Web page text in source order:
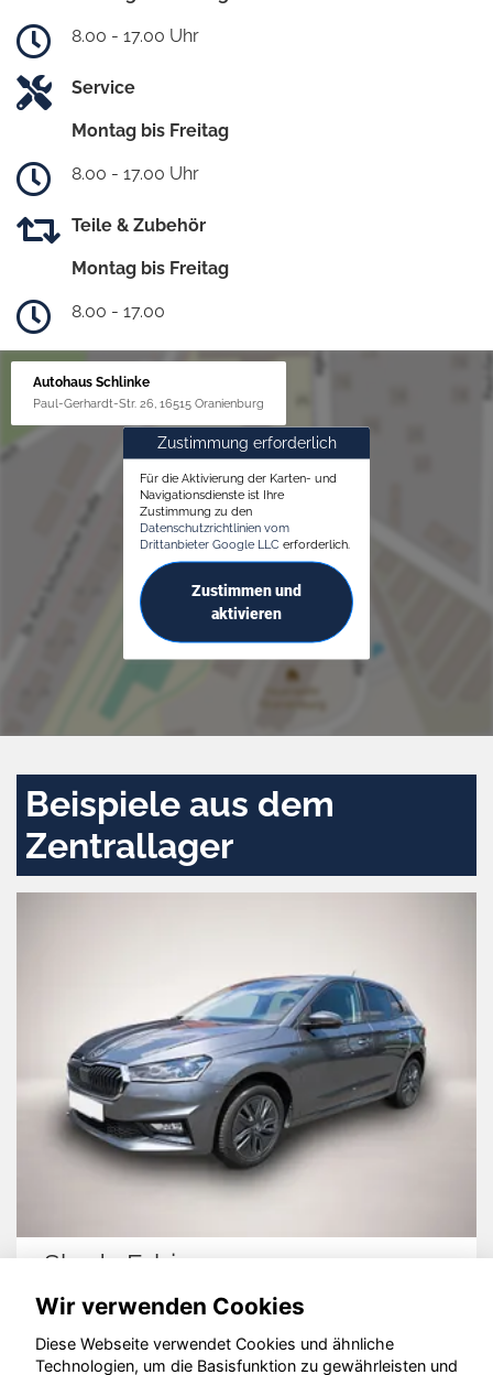
8.00 - 17.00 Uhr
Service
Montag bis Freitag
8.00 - 17.00 Uhr
Teile & Zubehör
Montag bis Freitag
8.00 - 17.00
Autohaus Schlinke
Paul-Gerhardt-Str. 26, 16515 Oranienburg
Zustimmung erforderlich
Für die Aktivierung der Karten- und
Navigationsdienste ist Ihre
Zustimmung zu den
Datenschutzrichtlinien vom
Drittanbieter Google LLC erforderlich.
Zustimmen und
aktivieren
Beispiele aus dem
Zentrallager
Skoda Fabia
Wir verwenden Cookies
Diese Webseite verwendet Cookies und ähnliche
Technologien, um die Basisfunktion zu gewährleisten und